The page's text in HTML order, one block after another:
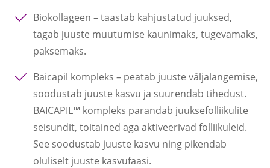
Biokollageen – taastab kahjustatud juuksed,
tagab juuste muutumise kaunimaks, tugevamaks,
paksemaks.
Baicapil kompleks – peatab juuste väljalangemise,
soodustab juuste kasvu ja suurendab tihedust.
BAICAPIL™ kompleks parandab juuksefolliikulite
seisundit, toitained aga aktiveerivad folliikuleid.
See soodustab juuste kasvu ning pikendab
oluliselt juuste kasvufaasi.